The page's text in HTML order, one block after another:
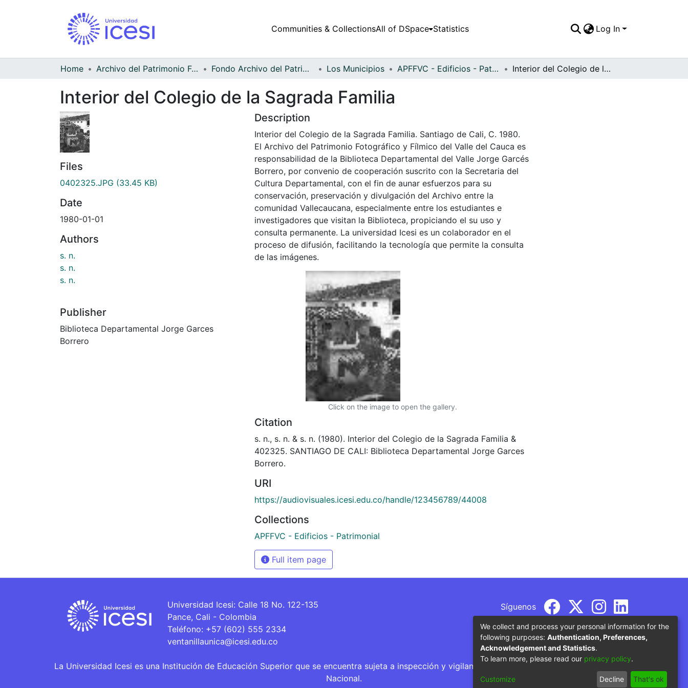
Communities & CollectionsAll of DSpace Statistics Log In
Home Archivo del Patrimonio Fotográfico y Fílmico del Valle del Cauca Fondo Archivo del Patrimonio Fotográfico y Fílmico del Valle del Cauca Los Municipios APFFVC - Edificios - Patrimonial Interior del Colegio de la Sagrada Familia
Interior del Colegio de la Sagrada Familia
Files
0402325.JPG (33.45 KB)
Date
1980-01-01
Authors
s. n.
s. n.
s. n.
Publisher
Biblioteca Departamental Jorge Garces
Borrero
Description
Interior del Colegio de la Sagrada Familia. Santiago de Cali, C. 1980.
El Archivo del Patrimonio Fotográfico y Fílmico del Valle del Cauca es
responsabilidad de la Biblioteca Departamental del Valle Jorge Garcés
Borrero, por convenio de cooperación suscrito con la Secretaria del
Cultura Departamental, con el fin de aunar esfuerzos para su
conservación, preservación y divulgación del Archivo entre la
comunidad Vallecaucana, especialmente entre los estudiantes e
investigadores que visitan la Biblioteca, propiciando el su uso y
consulta permanente. La universidad Icesi es un colaborador en el
proceso de difusión, facilitando la tecnología que permite la consulta
de las imágenes.
Click on the image to open the gallery.
Citation
s. n., s. n. & s. n. (1980). Interior del Colegio de la Sagrada Familia &
402325. SANTIAGO DE CALI: Biblioteca Departamental Jorge Garces
Borrero.
URI
https://audiovisuales.icesi.edu.co/handle/123456789/44008
Collections
APFFVC - Edificios - Patrimonial
Full item page
Universidad Icesi: Calle 18 No. 122-135
Pance, Cali - Colombia
Teléfono: +57 (602) 555 2334
ventanillaunica@icesi.edu.co
Síguenos
La Universidad Icesi es una Institución de Educación Superior que se encuentra sujeta a inspección y vigilancia por parte del Ministerio de Educación
Nacional.
We collect and process your personal information for the
following purposes: Authentication, Preferences,
Acknowledgement and Statistics.
To learn more, please read our privacy policy.
Customize Decline That's ok